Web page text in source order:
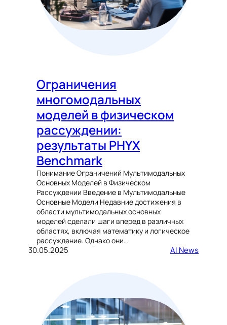
Ограничения
многомодальных
моделей в физическом
рассуждении:
результаты PHYX
Benchmark
Понимание Ограничений Мультимодальных
Основных Моделей в Физическом
Рассуждении Введение в Мультимодальные
Основные Модели Недавние достижения в
области мультимодальных основных
моделей сделали шаги вперед в различных
областях, включая математику и логическое
рассуждение. Однако они…
30.05.2025 AI News